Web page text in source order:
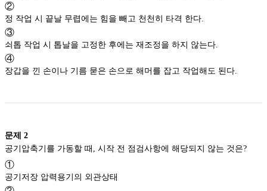
②
정 작업 시 끝날 무렵에는 힘을 빼고 천천히 타격 한다.
③
쇠톱 작업 시 톱날을 고정한 후에는 재조정을 하지 않는다.
④
장갑을 낀 손이나 기름 묻은 손으로 해머를 잡고 작업해도 된다.
문제 2
①
공기저장 압력용기의 외관상태